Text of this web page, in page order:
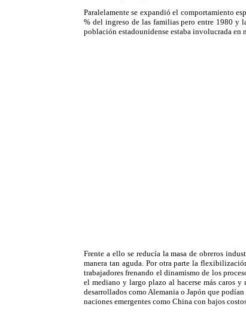
Paralelamente se expandió el comportamiento
% del ingreso de las familias pero entre 1980 y
población estadounidense estaba involucrada en
Frente a ello se reducía la masa de obreros
manera tan aguda. Por otra parte la
trabajadores frenando el dinamismo de los
el mediano y largo plazo al hacerse más caros y
desarrollados como Alemania o Japón que
naciones emergentes como China con bajos